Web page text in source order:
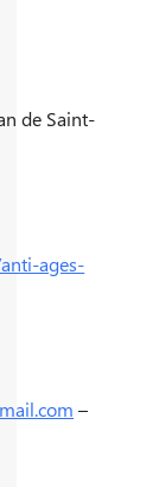
de Saint-
ages-
–